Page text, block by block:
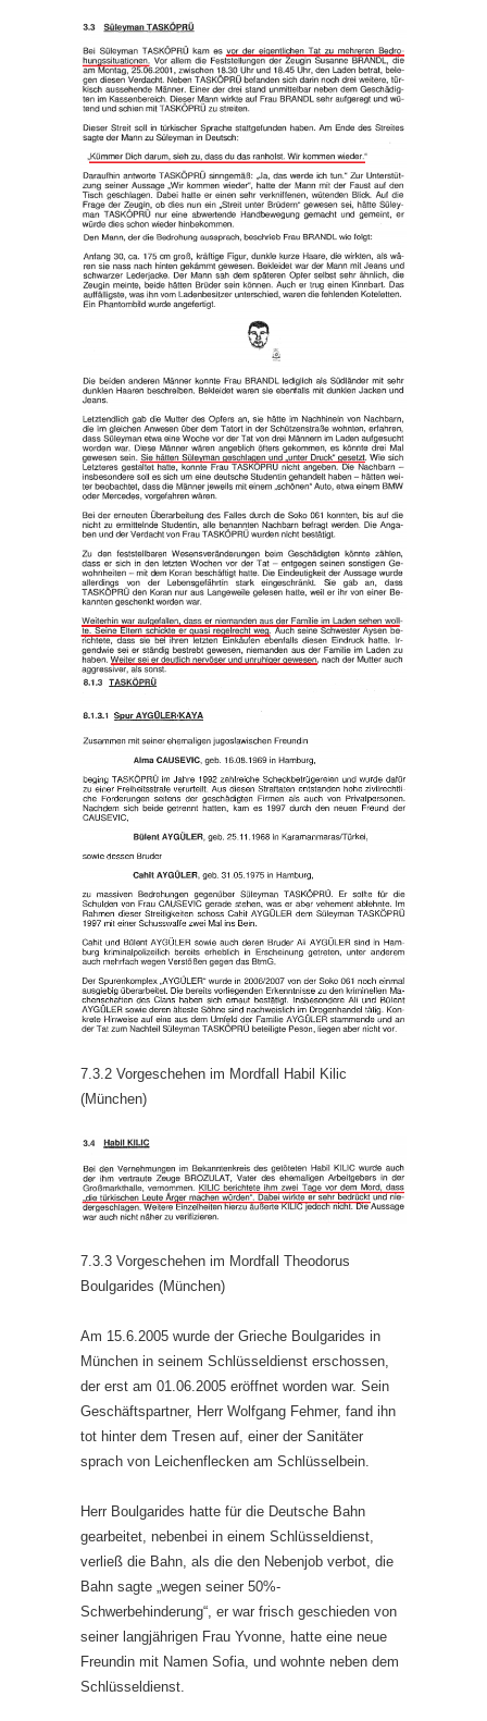
7.3.2 Vorgeschehen im Mordfall Habil Kilic
(München)
7.3.3 Vorgeschehen im Mordfall Theodorus
Boulgarides (München)
Am 15.6.2005 wurde der Grieche Boulgarides in
München in seinem Schlüsseldienst erschossen,
der erst am 01.06.2005 eröffnet worden war. Sein
Geschäftspartner, Herr Wolfgang Fehmer, fand ihn
tot hinter dem Tresen auf, einer der Sanitäter
sprach von Leichenflecken am Schlüsselbein.
Herr Boulgarides hatte für die Deutsche Bahn
gearbeitet, nebenbei in einem Schlüsseldienst,
verließ die Bahn, als die den Nebenjob verbot, die
Bahn sagte „wegen seiner 50%-
Schwerbehinderung“, er war frisch geschieden von
seiner langjährigen Frau Yvonne, hatte eine neue
Freundin mit Namen Sofia, und wohnte neben dem
Schlüsseldienst.